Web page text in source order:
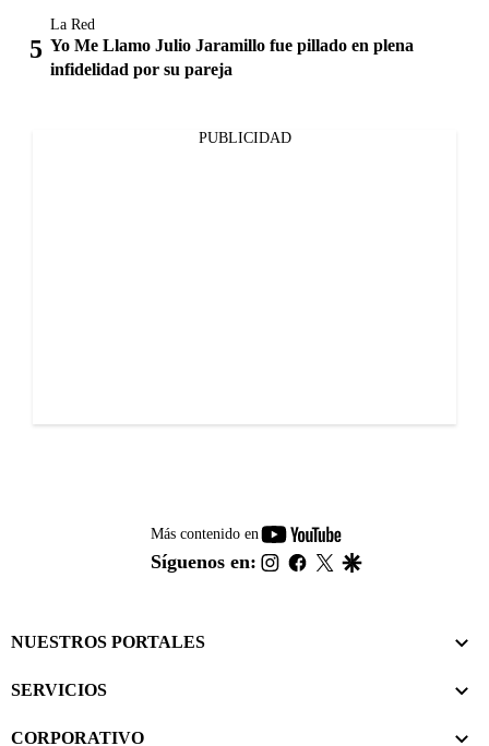
La Red
Yo Me Llamo Julio Jaramillo fue pillado en plena
infidelidad por su pareja
PUBLICIDAD
Más contenido en
youtube-
footer
Síguenos en: instagram
facebook
twitter
NUESTROS PORTALES
SERVICIOS
CORPORATIVO